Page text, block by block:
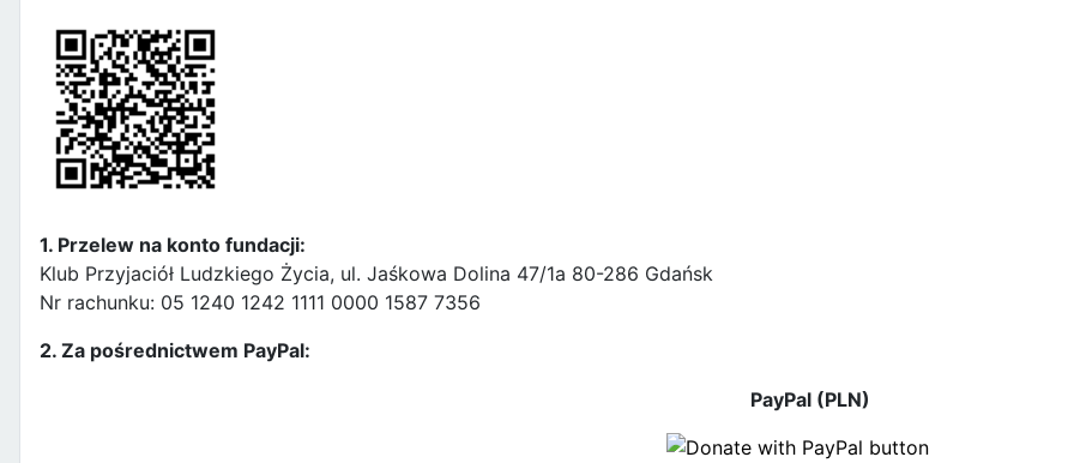
1. Przelew na konto fundacji:
Klub Przyjaciół Ludzkiego Życia, ul. Jaśkowa Dolina 47/1a 80-286 Gdańsk
Nr rachunku: 05 1240 1242 1111 0000 1587 7356
2. Za pośrednictwem PayPal:
PayPal (PLN)